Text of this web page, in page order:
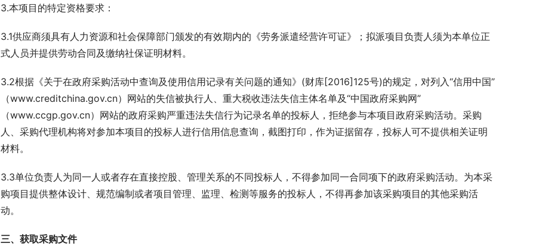
3.本项目的特定资格要求：
3.1供应商须具有人力资源和社会保障部门颁发的有效期内的《劳务派遣经营许可证》；拟派项目负责人须为本单位正
式人员并提供劳动合同及缴纳社保证明材料。
3.2根据《关于在政府采购活动中查询及使用信用记录有关问题的通知》(财库[2016]125号)的规定，对列入“信用中国”
（www.creditchina.gov.cn）网站的失信被执行人、重大税收违法失信主体名单及“中国政府采购网”
（www.ccgp.gov.cn）网站的政府采购严重违法失信行为记录名单的投标人，拒绝参与本项目政府采购活动。采购
人、采购代理机构将对参加本项目的投标人进行信用信息查询，截图打印，作为证据留存，投标人可不提供相关证明
材料。
3.3单位负责人为同一人或者存在直接控股、管理关系的不同投标人，不得参加同一合同项下的政府采购活动。为本采
购项目提供整体设计、规范编制或者项目管理、监理、检测等服务的投标人，不得再参加该采购项目的其他采购活
动。
三、 获取采购文件